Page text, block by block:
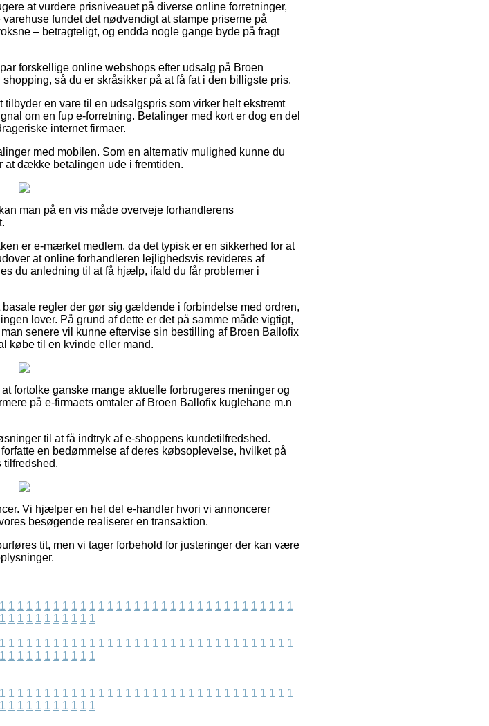
at vurdere prisniveauet på diverse online forretninger,
fundet det nødvendigt at stampe priserne på
– betragteligt, og endda nogle gange byde på fragt
forskellige online webshops efter udsalg på Broen
så du er skråsikker på at få fat i den billigste pris.
en vare til en udsalgspris som virker helt ekstremt
om en fup e-forretning. Betalinger med kort er dog en del
internet firmaer.
med mobilen. Som en alternativ mulighed kunne du
at dække betalingen ude i fremtiden.
man på en vis måde overveje forhandlerens
er e-mærket medlem, da det typisk er en sikkerhed for at
at online forhandleren lejlighedsvis revideres af
du anledning til at få hjælp, ifald du får problemer i
regler der gør sig gældende i forbindelse med ordren,
lover. På grund af dette er det på samme måde vigtigt,
senere vil kunne eftervise sin bestilling af Broen Ballofix
købe til en kvinde eller mand.
fortolke ganske mange aktuelle forbrugeres meninger og
på e-firmaets omtaler af Broen Ballofix kuglehane m.n
til at få indtryk af e-shoppens kundetilfredshed.
en bedømmelse af deres købsoplevelse, hvilket på
tilfredshed.
Vi hjælper en hel del e-handler hvori vi annoncerer
besøgende realiserer en transaktion.
tit, men vi tager forbehold for justeringer der kan være
1 1 1 1 1 1 1 1 1 1 1 1 1 1 1 1 1 1 1 1 1 1 1 1 1 1 1 1 1 1 1 1 1
1 1 1 1 1 1 1 1 1 1 1
1 1 1 1 1 1 1 1 1 1 1 1 1 1 1 1 1 1 1 1 1 1 1 1 1 1 1 1 1 1 1 1 1
1 1 1 1 1 1 1 1 1 1 1
1 1 1 1 1 1 1 1 1 1 1 1 1 1 1 1 1 1 1 1 1 1 1 1 1 1 1 1 1 1 1 1 1
1 1 1 1 1 1 1 1 1 1 1